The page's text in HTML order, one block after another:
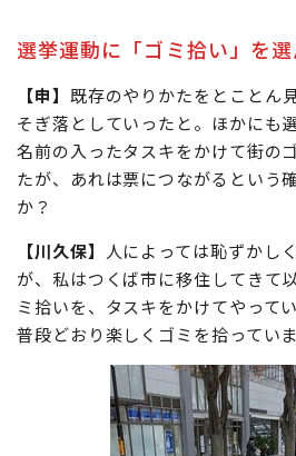
選挙運動に「ゴミ拾い」を
【申】 既存のやりかたをとことん
そぎ落としていったと。ほかにも
名前の入ったタスキをかけて街の
たが、あれは票につながるという
か？
【川久保】
人によっては恥ずかし
が、私はつくば市に移住してきて
ミ拾いを、タスキをかけてやって
普段どおり楽しくゴミを拾っていま